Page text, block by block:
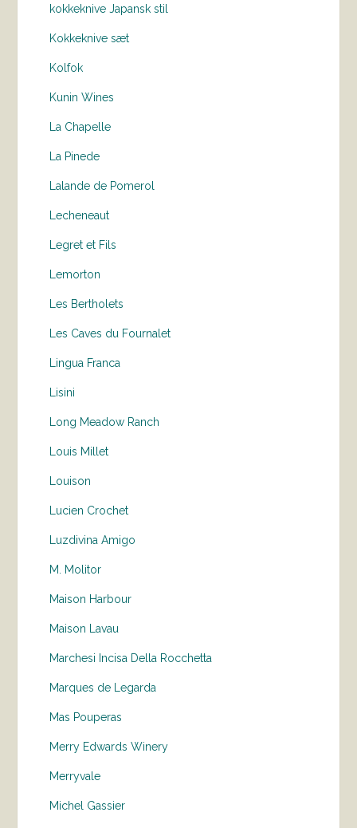
kokkeknive Japansk stil
Kokkeknive sæt
Kolfok
Kunin Wines
La Chapelle
La Pinede
Lalande de Pomerol
Lecheneaut
Legret et Fils
Lemorton
Les Bertholets
Les Caves du Fournalet
Lingua Franca
Lisini
Long Meadow Ranch
Louis Millet
Louison
Lucien Crochet
Luzdivina Amigo
M. Molitor
Maison Harbour
Maison Lavau
Marchesi Incisa Della Rocchetta
Marques de Legarda
Mas Pouperas
Merry Edwards Winery
Merryvale
Michel Gassier